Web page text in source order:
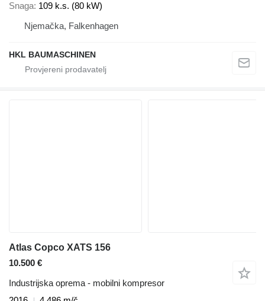
Snaga 109 k.s. (80 kW)
Njemačka, Falkenhagen
HKL BAUMASCHINEN
Atlas Copco XATS 156
10.500 €
Industrijska oprema - mobilni kompresor